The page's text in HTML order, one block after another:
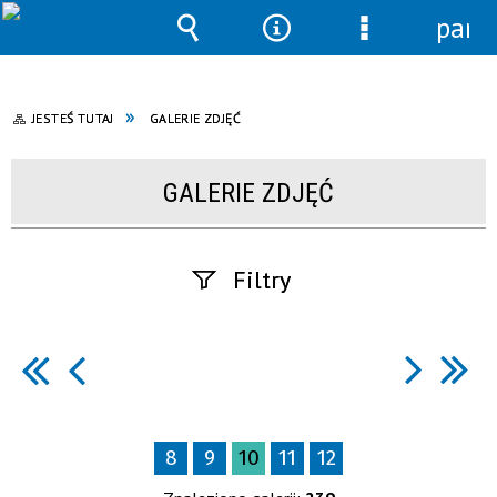
JESTEŚ TUTAJ GALERIE ZDJĘĆ
GALERIE ZDJĘĆ
Filtry
8 9 10 11 12
Wyszukiwarka
NarzędziaMenu